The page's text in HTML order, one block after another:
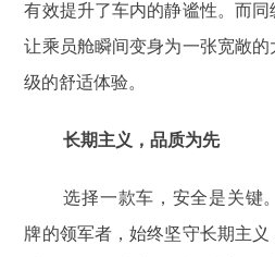
有效提升了车内的静谧性。而
让乘员舱瞬间变身为一张宽敞
级的舒适体验。
长期主义，品质为先
选择一款车，安全是关键
牌的领军者，始终坚守长期主义